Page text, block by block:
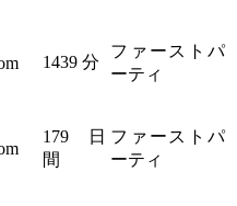
1439 分
ファーストパ
ーティ
179 日
間
ファーストパ
ーティ